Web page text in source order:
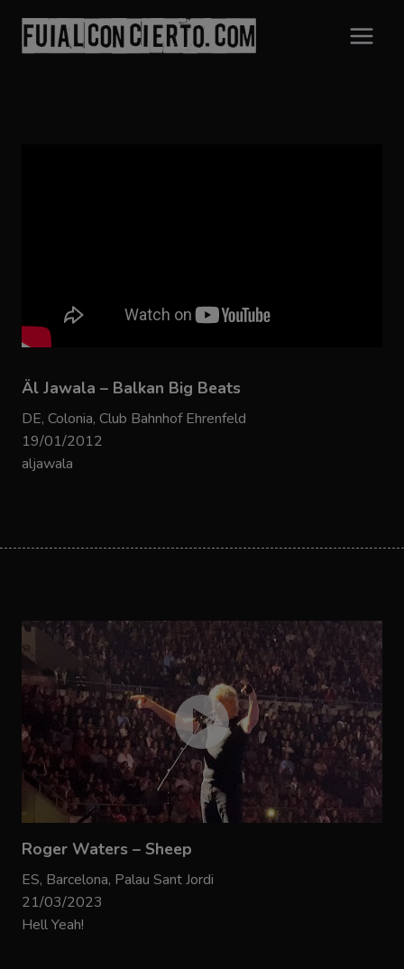
contenido
Äl Jawala – Balkan Big Beats
DE, Colonia, Club Bahnhof Ehrenfeld
19/01/2012
aljawala
Roger Waters – Sheep
ES, Barcelona, Palau Sant Jordi
21/03/2023
Hell Yeah!